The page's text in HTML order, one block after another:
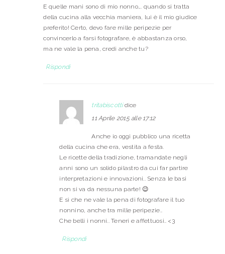
E quelle mani sono di mio nonno…. quando si tratta
della cucina alla vecchia maniera, lui è il mio giudice
preferito! Certo, devo fare mille peripezie per
convincerlo a farsi fotografare, è abbastanza orso,
ma ne vale la pena, credi anche tu?
Rispondi
tritabiscotti dice
11 Aprile 2015 alle 17:12
Anche io oggi pubblico una ricetta
della cucina che era, vestita a festa.
Le ricette della tradizione, tramandate negli
anni sono un solido pilastro da cui far partire
interpretazioni e innovazioni.. Senza le basi
non si va da nessuna parte! 😉
E sì che ne vale la pena di fotografare il tuo
nonnino, anche tra mille peripezie..
Che belli i nonni.. Teneri e affettuosi.. <3
Rispondi